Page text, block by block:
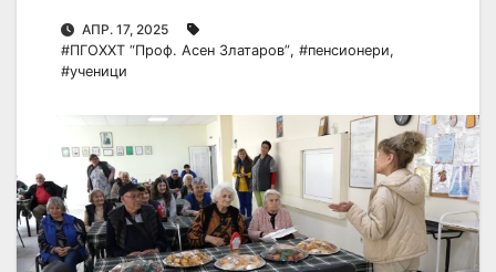
АПР. 17, 2025
#ПГОХХТ “Проф. Асен Златаров”, #пенсионери,
#ученици